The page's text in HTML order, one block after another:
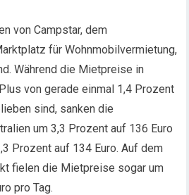
von Campstar, dem
für Wohnmobilvermietung,
Während die Mietpreise in
von gerade einmal 1,4 Prozent
sind, sanken die
um 3,3 Prozent auf 136 Euro
Prozent auf 134 Euro. Auf dem
fielen die Mietpreise sogar um
pro Tag.